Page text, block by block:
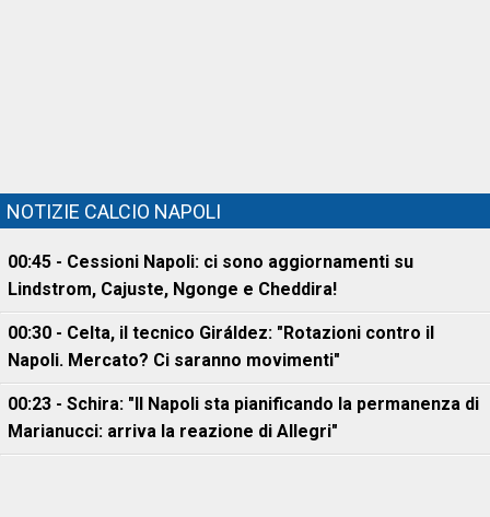
NOTIZIE CALCIO NAPOLI
00:45 - Cessioni Napoli: ci sono aggiornamenti su
Lindstrom, Cajuste, Ngonge e Cheddira!
00:30 - Celta, il tecnico Giráldez: "Rotazioni contro il
Napoli. Mercato? Ci saranno movimenti"
00:23 - Schira: "Il Napoli sta pianificando la permanenza di
Marianucci: arriva la reazione di Allegri"